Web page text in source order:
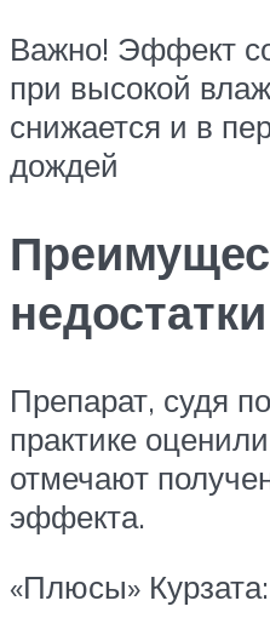
Важно! Эффект
при высокой
снижается и в
дождей
недостатки
Препарат, судя
практике
отмечают
эффекта.
«Плюсы» Курзата: